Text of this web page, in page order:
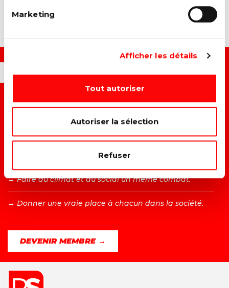
Marketing
Afficher les détails
Tout autoriser
Autoriser la sélection
Refuser
afin de me tenir informé de l’actualité; conformément à notre
politique de confidentialité
OUI, JE VEUX...
→ Construire un monde plus juste et solidaire.
utter contre toutes les formes de discrimination.
→ Faire du climat et du social un même combat.
→ Donner une vraie place à chacun dans la société.
DEVENIR MEMBRE →